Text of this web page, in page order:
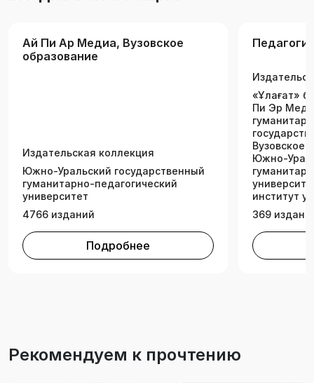
дисциплины «Методология научного
исследования».
Ай Пи Ар Медиа, Вузовское
образование
Издательская коллекция
Южно-Уральский государственный
гуманитарно-педагогический
университет
4766 изданий
Подробнее
«Ұлағат»
Пи Эр
Вузовское
Южно-
институт
369
Рекомендуем к прочтению